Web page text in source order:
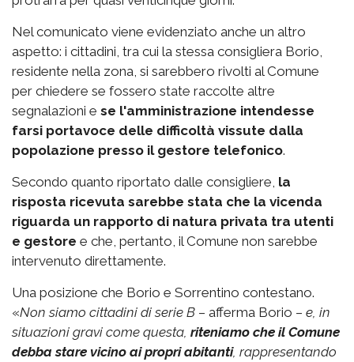
Nel comunicato viene evidenziato anche un altro
aspetto: i cittadini, tra cui la stessa consigliera Borio,
residente nella zona, si sarebbero rivolti al Comune
per chiedere se fossero state raccolte altre
segnalazioni e se l'amministrazione intendesse
farsi portavoce delle difficoltà vissute dalla
popolazione presso il gestore telefonico.
Secondo quanto riportato dalle consigliere, la
risposta ricevuta sarebbe stata che la vicenda
riguarda un rapporto di natura privata tra utenti
e gestore e che, pertanto, il Comune non sarebbe
intervenuto direttamente.
Una posizione che Borio e Sorrentino contestano.
«Non siamo cittadini di serie B – afferma Borio – e, in
situazioni gravi come questa, riteniamo che il Comune
debba stare vicino ai propri abitanti, rappresentando